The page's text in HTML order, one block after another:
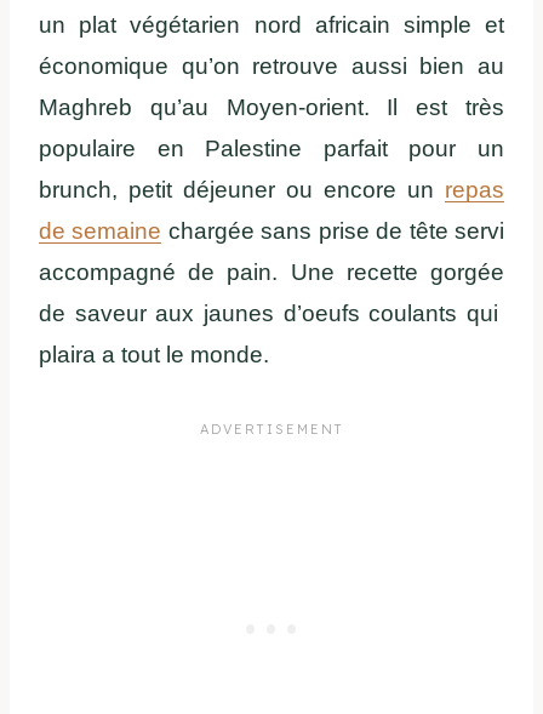
un plat végétarien nord africain simple et
économique qu’on retrouve aussi bien au
Maghreb qu’au Moyen-orient. Il est très
populaire en Palestine parfait pour un
brunch, petit déjeuner ou encore un repas
de semaine chargée sans prise de tête servi
accompagné de pain. Une recette gorgée
de saveur aux jaunes d’oeufs coulants qui
plaira a tout le monde.